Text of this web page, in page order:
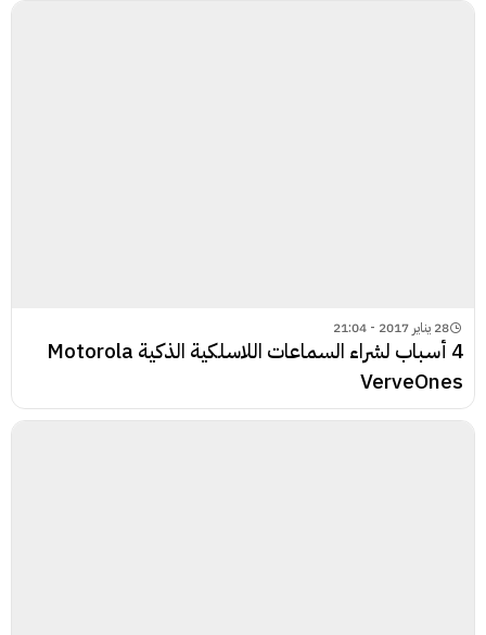
28 يناير 2017 - 21:04
4 أسباب لشراء السماعات اللاسلكية الذكية Motorola
VerveOnes